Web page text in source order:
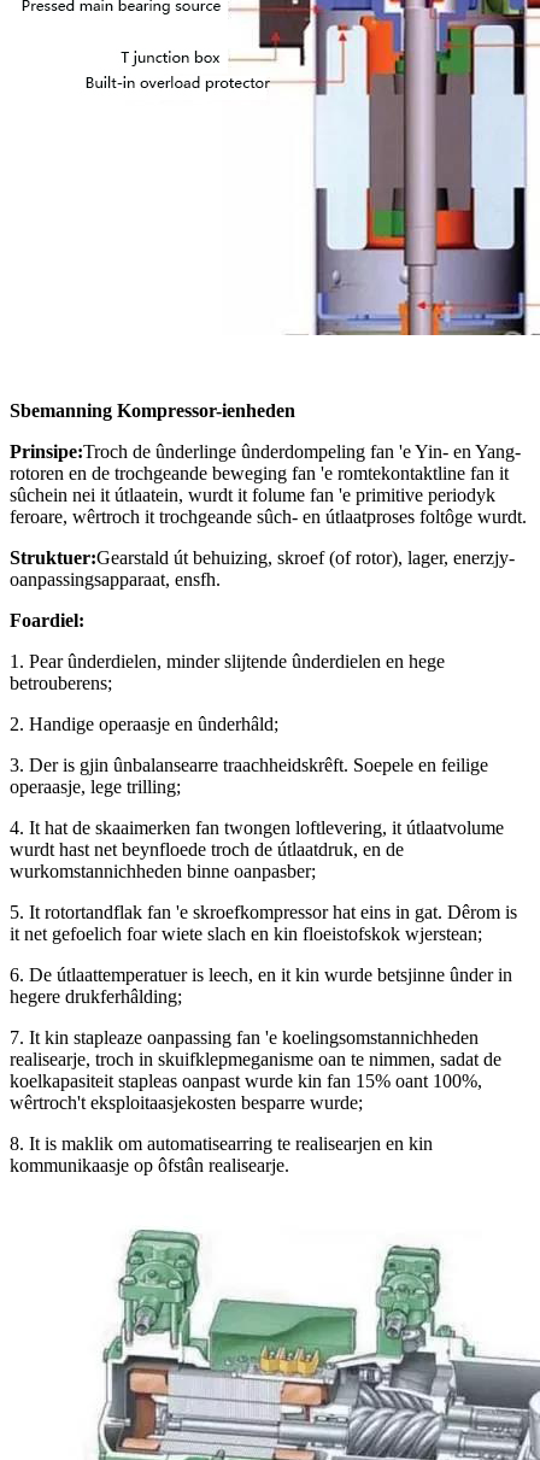
Sbemanning Kompressor-ienheden
Prinsipe:Troch de ûnderlinge ûnderdompeling fan 'e Yin- en Yang-
rotoren en de trochgeande beweging fan 'e romtekontaktline fan it
sûchein nei it útlaatein, wurdt it folume fan 'e primitive periodyk
feroare, wêrtroch it trochgeande sûch- en útlaatproses foltôge wurdt.
Struktuer:Gearstald út behuizing, skroef (of rotor), lager, enerzjy-
oanpassingsapparaat, ensfh.
Foardiel:
1. Pear ûnderdielen, minder slijtende ûnderdielen en hege
betrouberens;
2. Handige operaasje en ûnderhâld;
3. Der is gjin ûnbalansearre traachheidskrêft. Soepele en feilige
operaasje, lege trilling;
4. It hat de skaaimerken fan twongen loftlevering, it útlaatvolume
wurdt hast net beynfloede troch de útlaatdruk, en de
wurkomstannichheden binne oanpasber;
5. It rotortandflak fan 'e skroefkompressor hat eins in gat. Dêrom is
it net gefoelich foar wiete slach en kin floeistofskok wjerstean;
6. De útlaattemperatuer is leech, en it kin wurde betsjinne ûnder in
hegere drukferhâlding;
7. It kin stapleaze oanpassing fan 'e koelingsomstannichheden
realisearje, troch in skuifklepmeganisme oan te nimmen, sadat de
koelkapasiteit stapleas oanpast wurde kin fan 15% oant 100%,
wêrtroch't eksploitaasjekosten besparre wurde;
8. It is maklik om automatisearring te realisearjen en kin
kommunikaasje op ôfstân realisearje.